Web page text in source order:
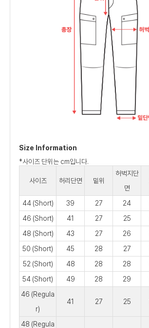
Size Information
*사이즈 단위는 cm입니다.
사이즈 허리단면 밑위
허벅지단
면
44 (Short) 39 27 24
46 (Short)
41 27 25
48 (Short)
43 27 26
50 (Short)
45 28 27
52 (Short)
48 28 28
54 (Short)
49 28 29
46 (Regula
r)
41 27 25
48 (Regula